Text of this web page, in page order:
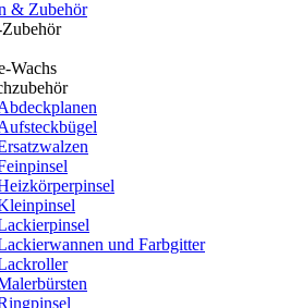
& Zubehör
Wachs
und Farbgitter